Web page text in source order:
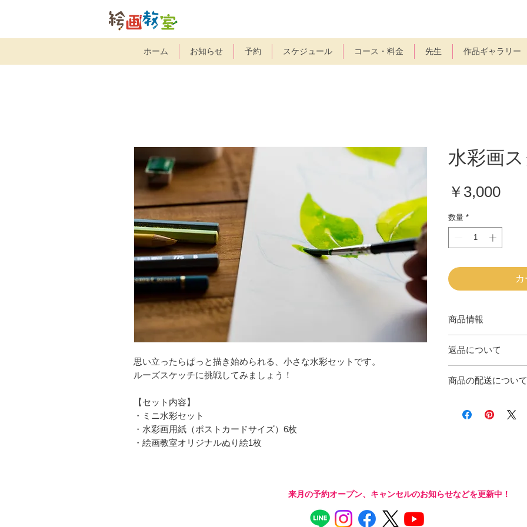
ホーム お知らせ 予約 スケジュール コース・料金 先生 作品ギャラリー
思い立ったらぱっと描き始められる、小さな水彩セットです。
ルーズスケッチに挑戦してみましょう！
【セット内容】
・ミニ水彩セット
・水彩画用紙（ポストカードサイズ）6枚
・絵画教室オリジナルぬり絵1枚
水彩画
￥3,000価
数量 *
商品情報
・ミニ水彩セット
・水彩画用紙（ポス
・絵画教室オリジナ
返品について
ません。
商品の配送について
配送のご依頼を受け
来月の予約オープン、 キャンセルのお知らせなどを更新中！